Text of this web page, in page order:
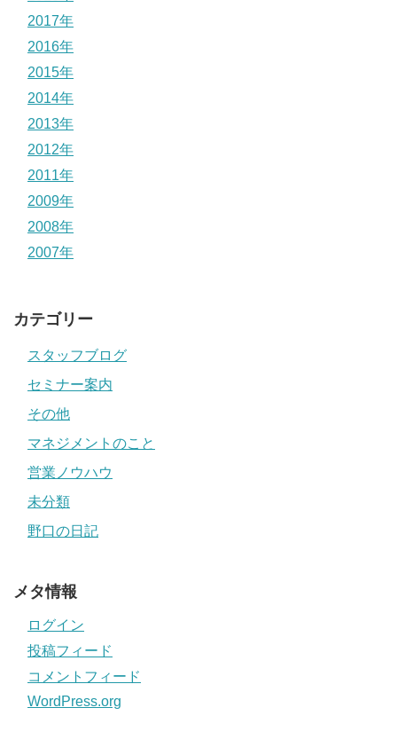
2017年
2016年
2015年
2014年
2013年
2012年
2011年
2009年
2008年
2007年
カテゴリー
スタッフブログ
セミナー案内
その他
マネジメントのこと
営業ノウハウ
未分類
野口の日記
メタ情報
ログイン
投稿フィード
コメントフィード
WordPress.org